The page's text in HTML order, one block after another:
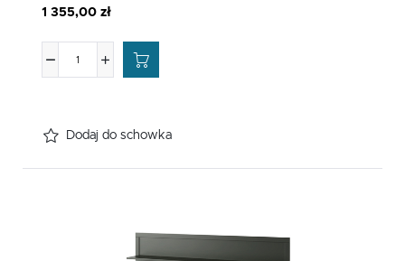
1 355,00 zł
Dodaj do schowka